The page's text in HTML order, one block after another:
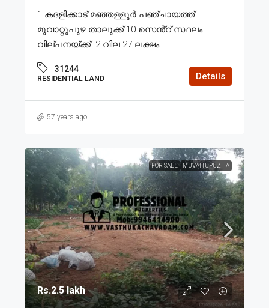
1.കദളിക്കാട് മഞ്ഞള്ളൂർ പഞ്ചായത്ത്
മൂവാറ്റുപുഴ താലൂക്ക് 10 സെൻ്റ് സ്ഥലം
വില്പനയ്ക്ക്. 2.വില 27 ലക്ഷം....
31244
RESIDENTIAL LAND Details
57 years ago
FOR SALE MUVATTUPUZHA
Rs.2.5 lakh